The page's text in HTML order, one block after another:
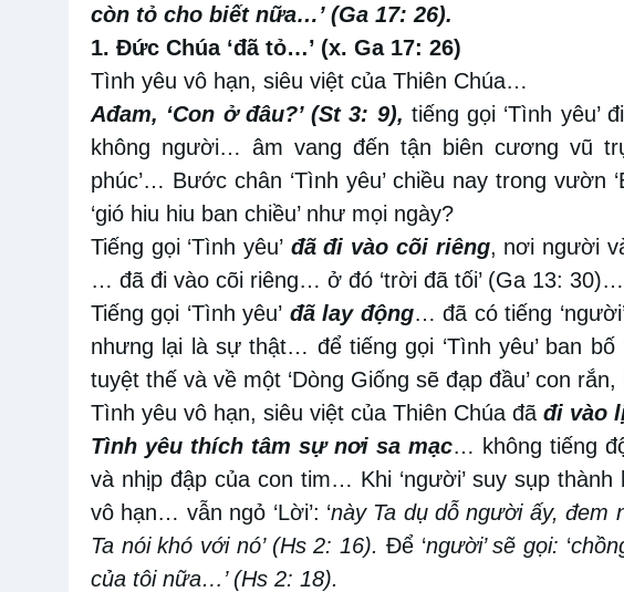
còn tỏ cho biết nữa…’ (Ga 17: 26).
1. Đức Chúa ‘đã tỏ…’ (x. Ga 17: 26)
Tình yêu vô hạn, siêu việt của Thiên Chúa…
Ađam, ‘Con ở đâu?’ (St 3: 9), tiếng gọi ‘Tình yêu’
không người… âm vang đến tận biên cương vũ
phúc’… Bước chân ‘Tình yêu’ chiều nay trong vườn
‘gió hiu hiu ban chiều’ như mọi ngày?
Tiếng gọi ‘Tình yêu’ đã đi vào cõi riêng, nơi người
… đã đi vào cõi riêng… ở đó ‘trời đã tối’ (Ga 13: 30)…
Tiếng gọi ‘Tình yêu’ đã lay động… đã có tiếng
nhưng lại là sự thật… để tiếng gọi ‘Tình yêu’ ban bố
tuyệt thế và về một ‘Dòng Giống sẽ đạp đầu’ con rắn,
Tình yêu vô hạn, siêu việt của Thiên Chúa đã đi vào
Tình yêu thích tâm sự nơi sa mạc… không tiếng
và nhịp đập của con tim… Khi ‘người’ suy sụp thành
vô hạn… vẫn ngỏ ‘Lời’: ‘này Ta dụ dỗ người ấy, đem
Ta nói khó với nó’ (Hs 2: 16). Để ‘người’ sẽ gọi: ‘
của tôi nữa…’ (Hs 2: 18).